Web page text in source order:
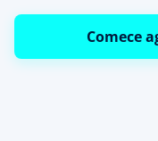
Comece